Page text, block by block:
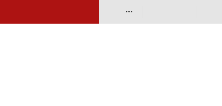
•••